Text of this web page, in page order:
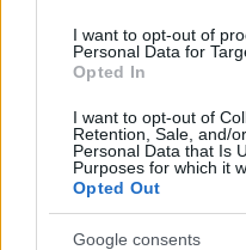
I want to opt-out of
Personal Data for
Opted In
I want to opt-out of
Retention, Sale, and/
Personal Data that Is
Purposes for which it
Opted Out
Google consents
Nome
Gold (Terra
(PAXG)
Kinza Babylon Staked
BTC